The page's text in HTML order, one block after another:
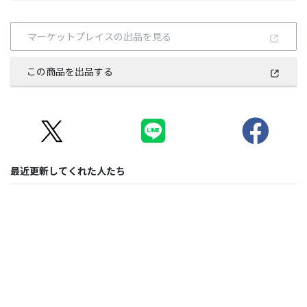
マーケットプレイスの出品を見る
この商品を出品する
最近更新してくれた人たち